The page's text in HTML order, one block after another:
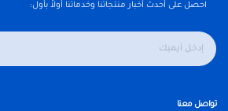
احصل على أحدث أخبار منتجاتنا وخدماتنا أولاً بأول:
تواصل معنا